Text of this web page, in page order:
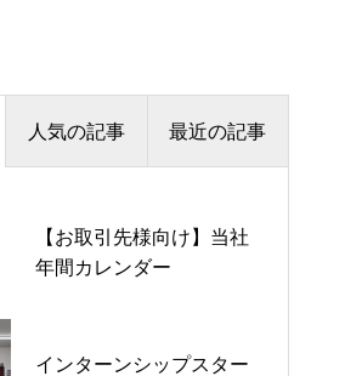
人気の記事 最近の記事
【お取引先様向け】当社
年間カレンダー
インターンシップスター
【お取引先様向け】当社
年間カレンダー
F＆A株式会社のコーポレ